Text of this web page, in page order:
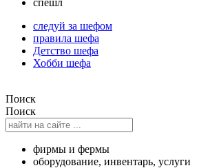
спешл
следуй за шефом
правила шефа
Детство шефа
Хобби шефа
Поиск
Поиск
фирмы и фермы
оборудование, инвентарь, услуги